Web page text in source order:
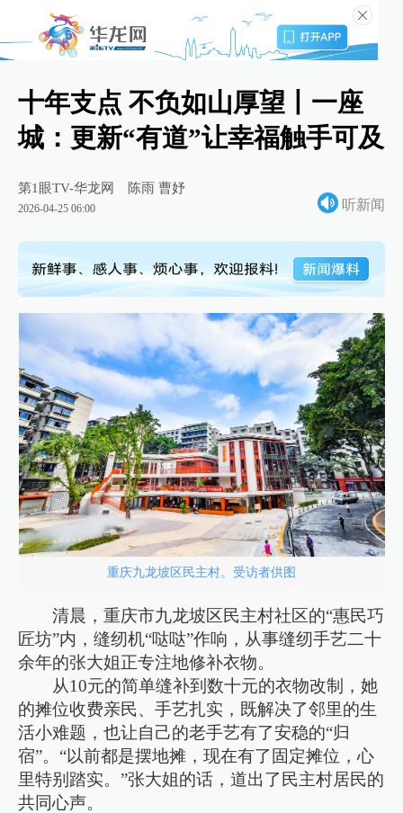
十年支点 不负如山厚望丨一座
城：更新“有道”让幸福触手可及
第1眼TV-华龙网 陈雨 曹妤
2026-04-25 06:00 听新闻
重庆九龙坡区民主村。受访者供图
清晨，重庆市九龙坡区民主村社区的“惠民巧
匠坊”内，缝纫机“哒哒”作响，从事缝纫手艺二十
余年的张大姐正专注地修补衣物。
从10元的简单缝补到数十元的衣物改制，她
的摊位收费亲民、手艺扎实，既解决了邻里的生
活小难题，也让自己的老手艺有了安稳的“归
宿”。“以前都是摆地摊，现在有了固定摊位，心
里特别踏实。”张大姐的话，道出了民主村居民的
共同心声。